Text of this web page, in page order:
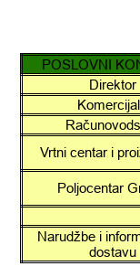
POSLOVNI
Direktor
Vrtni centar i
Poljocentar
Narudžbe i
dostavu